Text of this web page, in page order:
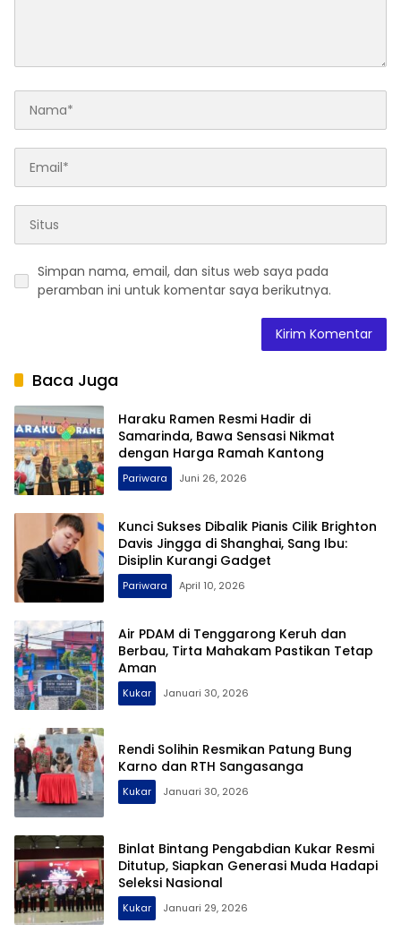
Simpan nama, email, dan situs web saya pada
peramban ini untuk komentar saya berikutnya.
Baca Juga
Haraku Ramen Resmi Hadir di
Samarinda, Bawa Sensasi Nikmat
dengan Harga Ramah Kantong
Pariwara Juni 26, 2026
Kunci Sukses Dibalik Pianis Cilik Brighton
Davis Jingga di Shanghai, Sang Ibu:
Disiplin Kurangi Gadget
Pariwara April 10, 2026
Air PDAM di Tenggarong Keruh dan
Berbau, Tirta Mahakam Pastikan Tetap
Aman
Kukar Januari 30, 2026
Rendi Solihin Resmikan Patung Bung
Karno dan RTH Sangasanga
Kukar Januari 30, 2026
Binlat Bintang Pengabdian Kukar Resmi
Ditutup, Siapkan Generasi Muda Hadapi
Seleksi Nasional
Kukar Januari 29, 2026